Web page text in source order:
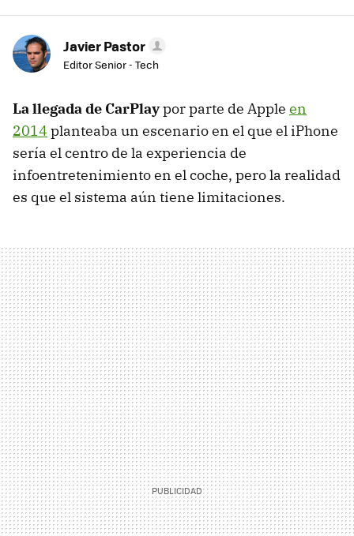
Javier Pastor
Editor Senior - Tech
La llegada de CarPlaypor parte de Apple en
2014 planteaba un escenario en el que el iPhone
sería el centro de la experiencia de
infoentretenimiento en el coche, pero la realidad
es que el sistema aún tiene limitaciones.